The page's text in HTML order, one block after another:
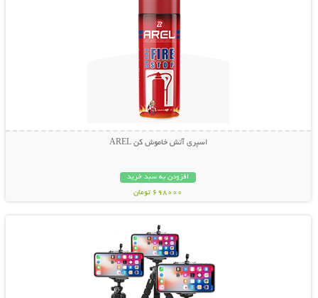
اسپری آتش خاموش کن AREL
افزودن به سبد خرید
698000 تومان